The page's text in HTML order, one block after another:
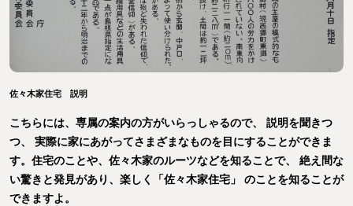
佐々木家住宅 説明
こちらには、専属の案内の方がいらっしゃるので、 説明を聞きつ
つ、 実際に家にあがってさまざまなものを目にすることができま
す。住宅のことや、佐々木家のルーツなどを知ることで、 絶え間な
い驚きと発見があり、楽しく「佐々木家住宅」 のことを知ることが
できますよ。